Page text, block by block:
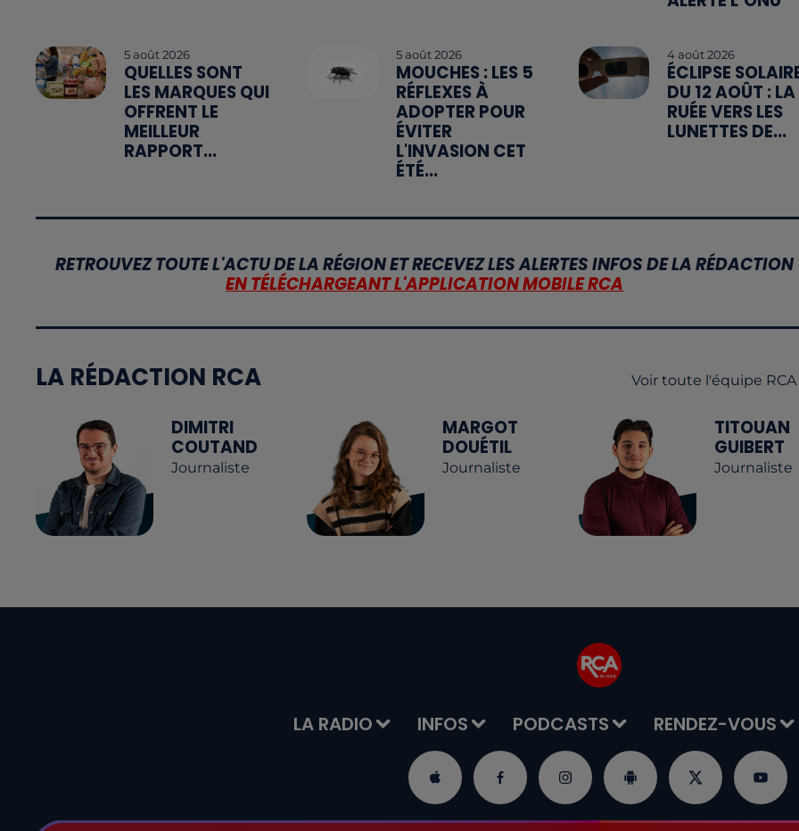
5 août 2026
QUELLES SONT
LES MARQUES QUI
OFFRENT LE
MEILLEUR
RAPPORT...
5 août 2026
MOUCHES : LES 5
RÉFLEXES À
ADOPTER POUR
ÉVITER
L'INVASION CET
ÉTÉ...
4 août 2026
ÉCLIPSE
DU 12 AOÛT : LA
RUÉE VERS LES
LUNETTES DE...
RETROUVEZ TOUTE L'ACTU DE LA RÉGION ET RECEVEZ LES ALERTES INFOS DE LA RÉDACTION
EN TÉLÉCHARGEANT L'APPLICATION MOBILE RCA
LA RÉDACTION RCA Voir toute l'équipe RCA
DIMITRI
COUTAND
Journaliste
MARGOT
DOUÉTIL
Journaliste
TITOUAN
GUIBERT
Journaliste
LA RADIO INFOS PODCASTS RENDEZ-VOUS